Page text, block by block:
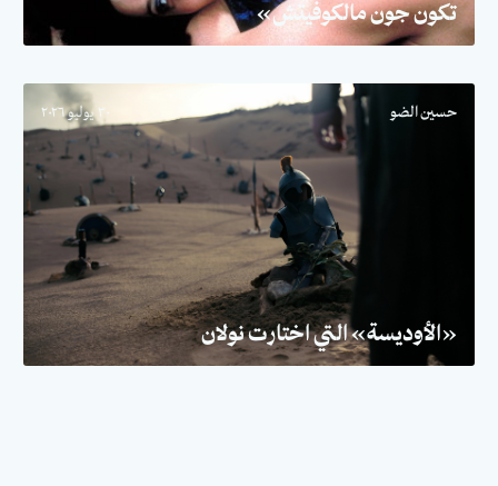
تكون جون مالكوفيتش»
حسين الضو ٣٠ يوليو ٢٠٢٦
«الأوديسة» التي اختارت نولان